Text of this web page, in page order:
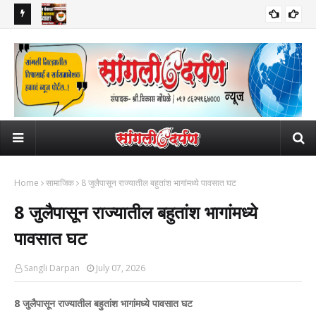
राजकीय
Home सामाजिक 8 जुलैपासून राज्यातील बहुतांश भागांमध्ये पावसात घट
8 जुलैपासून राज्यातील बहुतांश भागांमध्ये
पावसात घट
Sangli Darpan July 07, 2026
8 जुलैपासून राज्यातील बहुतांश भागांमध्ये पावसात घट